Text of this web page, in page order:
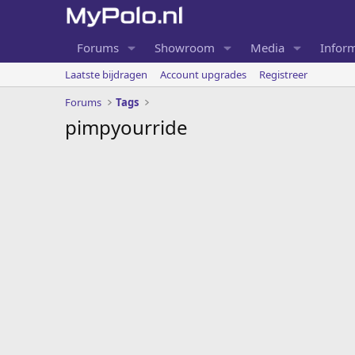
Forums Showroom Media
Laatste bijdragen Account upgrades
Registreer
Forums
Tags
pimpyourride